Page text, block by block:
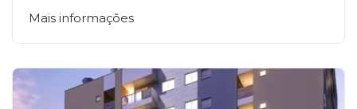
Mais informações